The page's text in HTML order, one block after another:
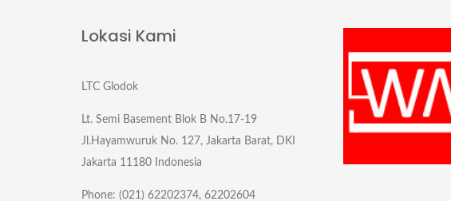
Lokasi Kami
LTC Glodok
Lt. Semi Basement Blok B No.17-19
Jl.Hayamwuruk No. 127, Jakarta Barat, DKI
Jakarta 11180 Indonesia
Phone: (021) 62202374, 62202604